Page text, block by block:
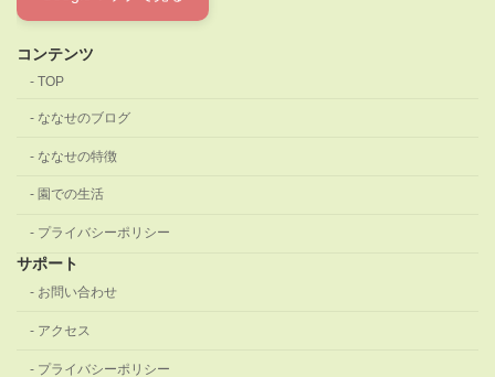
コンテンツ
TOP
ななせのブログ
ななせの特徴
園での生活
プライバシーポリシー
サポート
お問い合わせ
アクセス
プライバシーポリシー